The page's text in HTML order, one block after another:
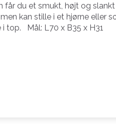
får du et smukt, højt og
kan stille i et hjørne eller
top. Mål: L70 x B35 x H31